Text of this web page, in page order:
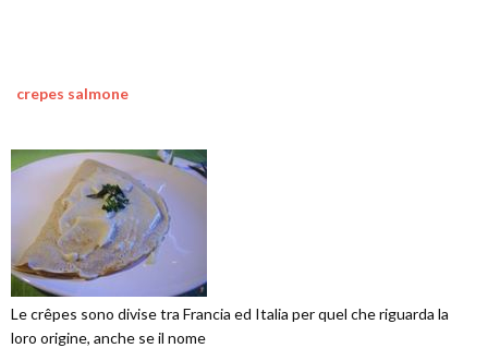
crepes salmone
Le crêpes sono divise tra Francia ed Italia per quel che riguarda la
loro origine, anche se il nome